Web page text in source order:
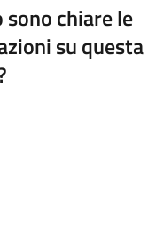
sono chiare le
su questa